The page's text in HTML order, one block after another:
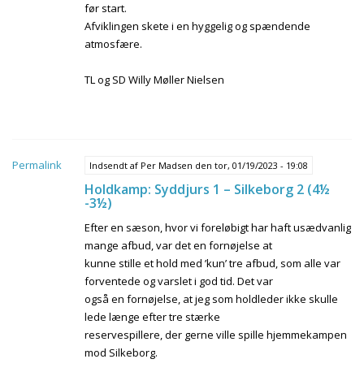
før start.
Afviklingen skete i en hyggelig og spændende
atmosfære.
TL og SD Willy Møller Nielsen
Permalink Indsendt af Per Madsen den tor, 01/19/2023 - 19:08
Holdkamp: Syddjurs 1 – Silkeborg 2 (4½
-3½)
Efter en sæson, hvor vi foreløbigt har haft usædvanlig
mange afbud, var det en fornøjelse at
kunne stille et hold med ’kun’ tre afbud, som alle var
forventede og varslet i god tid. Det var
også en fornøjelse, at jeg som holdleder ikke skulle
lede længe efter tre stærke
reservespillere, der gerne ville spille hjemmekampen
mod Silkeborg.